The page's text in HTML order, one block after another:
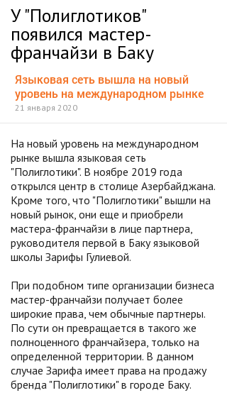
У "Полиглотиков"
появился мастер-
франчайзи в Баку
Языковая сеть вышла на новый
уровень на международном рынке
21 января 2020
На новый уровень на международном
рынке вышла языковая сеть
"Полиглотики". В ноябре 2019 года
открылся центр в столице Азербайджана.
Кроме того, что "Полиглотики" вышли на
новый рынок, они еще и приобрели
мастера-франчайзи в лице партнера,
руководителя первой в Баку языковой
школы Зарифы Гулиевой.
При подобном типе организации бизнеса
мастер-франчайзи получает более
широкие права, чем обычные партнеры.
По сути он превращается в такого же
полноценного франчайзера, только на
определенной территории. В данном
случае Зарифа имеет права на продажу
бренда "Полиглотики" в городе Баку.